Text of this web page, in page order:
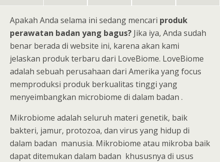
Apakah Anda selama ini sedang mencari produk
perawatan badan yang bagus? Jika iya, Anda sudah
benar berada di website ini, karena akan kami
jelaskan produk terbaru dari LoveBiome. LoveBiome
adalah sebuah perusahaan dari Amerika yang focus
memproduksi produk berkualitas tinggi yang
menyeimbangkan microbiome di dalam badan .
Mikrobiome adalah seluruh materi genetik, baik
bakteri, jamur, protozoa, dan virus yang hidup di
dalam badan manusia. Mikrobiome atau mikroba baik
dapat ditemukan dalam badan khususnya di usus